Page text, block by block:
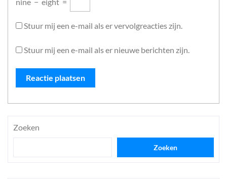
Stuur mij een e-mail als er vervolgreacties zijn.
Stuur mij een e-mail als er nieuwe berichten zijn.
Zoeken
Zoeken